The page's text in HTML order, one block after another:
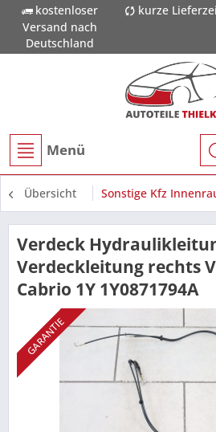
kostenloser
Versand nach
Deutschland
kurze
Menü
Übersicht Sonstige Kfz
Verdeck
Verdeckleitung rechts
Cabrio 1Y 1Y0871794A
GARANTIE